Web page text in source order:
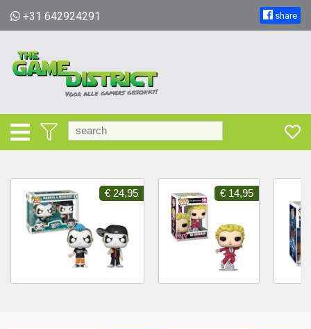
+31 642924291 share
€ 24,95 € 14,95